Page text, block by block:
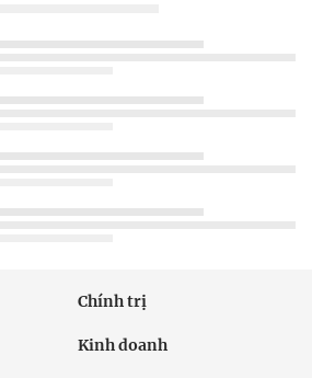
Chính trị
Kinh doanh